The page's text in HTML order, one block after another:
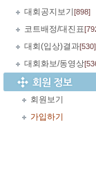
대회공지보기 [898]
코트배정/대진표
대회(입상)결과[530]
대회화보/동영상
회원보기
가입하기